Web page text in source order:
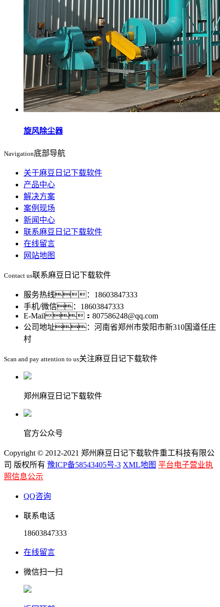
旋风除尘器
Navigation底部导航
关于麻豆日记下载软件
产品中心
解决方案
案例现场
新闻中心
联系麻豆日记下载软件
在线留言
网站地图
Contact us联系麻豆日记下载软件
服务热线：18603847333
手机/微信：18603847333
E-Mail：807586248@qq.com
公司地址：河南省郑州市荥阳市新310国道任庄
村
Scan and pay attention to us关注麻豆日记下载软件
郑州麻豆日记下载软件
官方公众号
Copyright © 2012-2021 郑州麻豆日记下载软件重工科技有限公
司 版权所有 豫ICP备58543405号-3 XML地图 平台电子营业执
照信息公示
QQ咨询
联系电话
18603847333
在线留言
微信扫一扫